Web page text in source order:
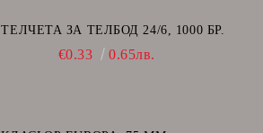
ТЕЛЧЕТА ЗА ТЕЛБОД 24/6, 1000 БР.
€0.33 0.65лв.